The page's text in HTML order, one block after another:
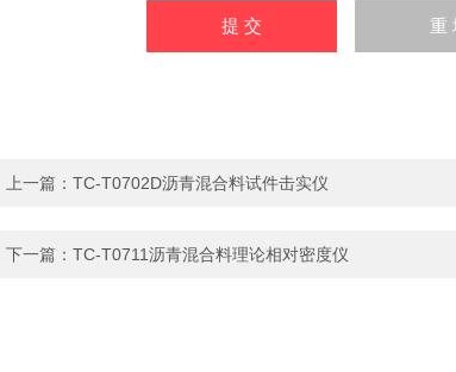
上一篇： TC-T0702D沥青混合料试件击实仪
下一篇： TC-T0711沥青混合料理论相对密度仪